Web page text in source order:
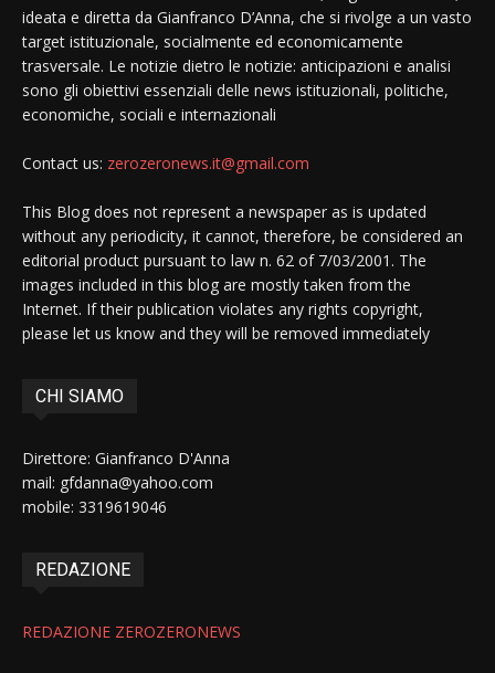
ideata e diretta da Gianfranco D’Anna, che si rivolge a un vasto
target istituzionale, socialmente ed economicamente
trasversale. Le notizie dietro le notizie: anticipazioni e analisi
sono gli obiettivi essenziali delle news istituzionali, politiche,
economiche, sociali e internazionali
Contact us: zerozeronews.it@gmail.com
This Blog does not represent a newspaper as is updated
without any periodicity, it cannot, therefore, be considered an
editorial product pursuant to law n. 62 of 7/03/2001. The
images included in this blog are mostly taken from the
Internet. If their publication violates any rights copyright,
please let us know and they will be removed immediately
CHI SIAMO
Direttore: Gianfranco D'Anna
mail: gfdanna@yahoo.com
mobile: 3319619046
REDAZIONE
REDAZIONE ZEROZERONEWS